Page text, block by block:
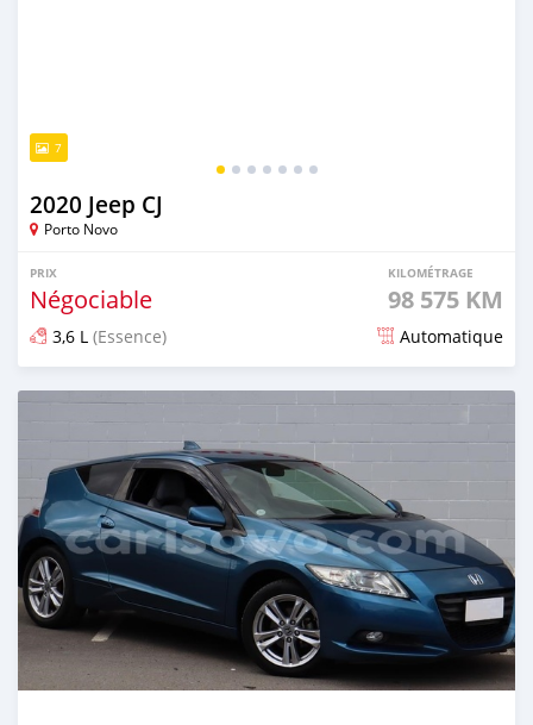
7
2020 Jeep CJ
Porto Novo
PRIX
Négociable
KILOMÉTRAGE
98 575 KM
3,6 L (Essence) Automatique
Publié il y a plus d'un an